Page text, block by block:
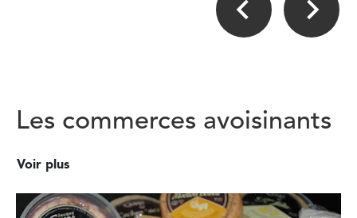
Les commerces avoisinants
Voir plus